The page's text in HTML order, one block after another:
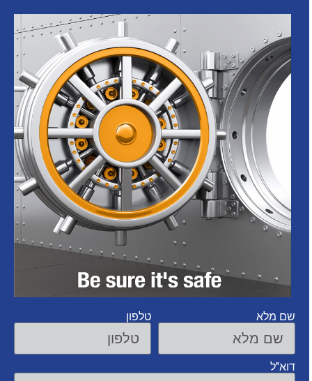
שם מלא טלפון
דוא"ל